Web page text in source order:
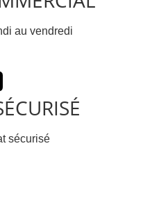
au vendredi
sécurisé